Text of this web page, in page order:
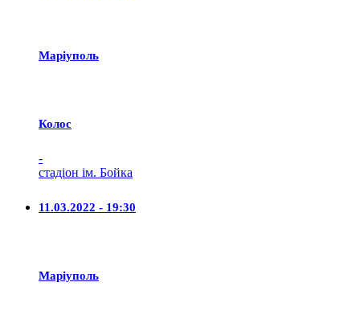
Маріуполь
Колос
-
стадіон ім. Бойка
11.03.2022 - 19:30
Маріуполь